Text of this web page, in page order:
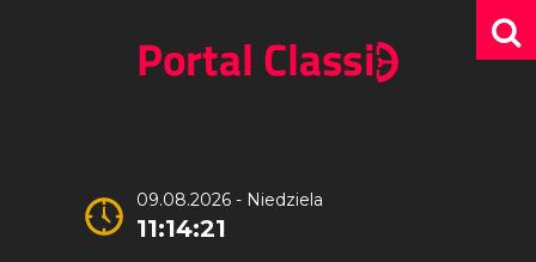
09.08.2026 - Niedziela
11:14:22